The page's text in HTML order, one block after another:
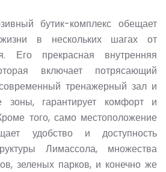
бутик-комплекс обещает
в нескольких шагах от
Его прекрасная внутренняя
включает потрясающий
тренажерный зал и
зоны, гарантирует комфорт и
того, само местоположение
удобство и доступность
Лимассола, множества
зеленых парков, и конечно же